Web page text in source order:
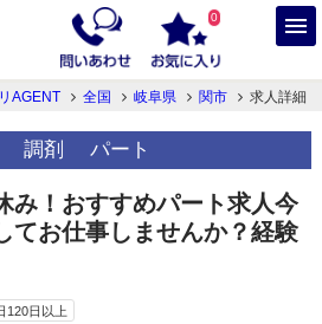
0
AGENT 全国 岐阜県 関市 求人詳細
調剤 パート
み！おすすめパート求人今
てお仕事しませんか？経験
120日以上